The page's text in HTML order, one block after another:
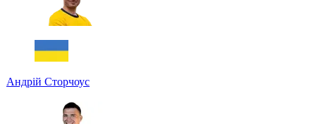
Андрій Сторчоус